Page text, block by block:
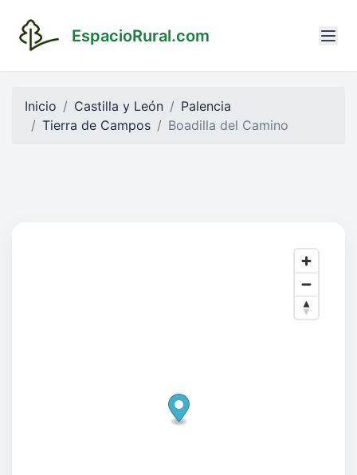
EspacioRural.com
Inicio Castilla y León
Palencia
Tierra de Campos
Boadilla del Camino